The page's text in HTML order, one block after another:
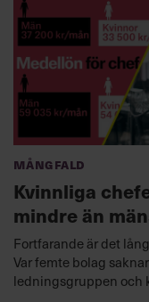
Mångfald
Kvinnliga
mindre än
Fortfarande är det
Var femte bolag
ledningsgruppen och